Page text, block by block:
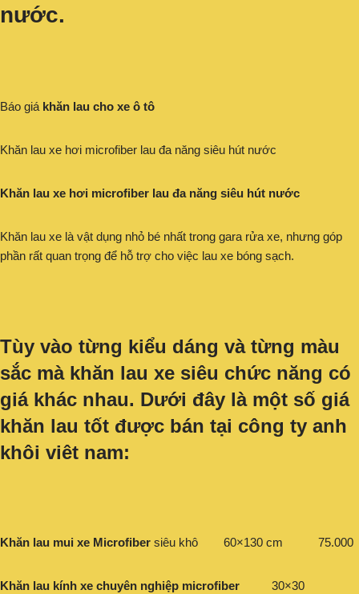
nước.
Báo giá khăn lau cho xe ô tô
Khăn lau xe hơi microfiber lau đa năng siêu hút nước
Khăn lau xe hơi microfiber lau đa năng siêu hút nước
Khăn lau xe là vật dụng nhỏ bé nhất trong gara rửa xe, nhưng góp
phần rất quan trọng để hỗ trợ cho việc lau xe bóng sạch.
Tùy vào từng kiểu dáng và từng màu
sắc mà khăn lau xe siêu chức năng có
giá khác nhau. Dưới đây là một số giá
khăn lau tốt được bán tại công ty anh
khôi viêt nam:
Khăn lau mui xe Microfiber siêu khô 60×130 cm 75.000
Khăn lau kính xe chuyên nghiệp microfiber
30×30